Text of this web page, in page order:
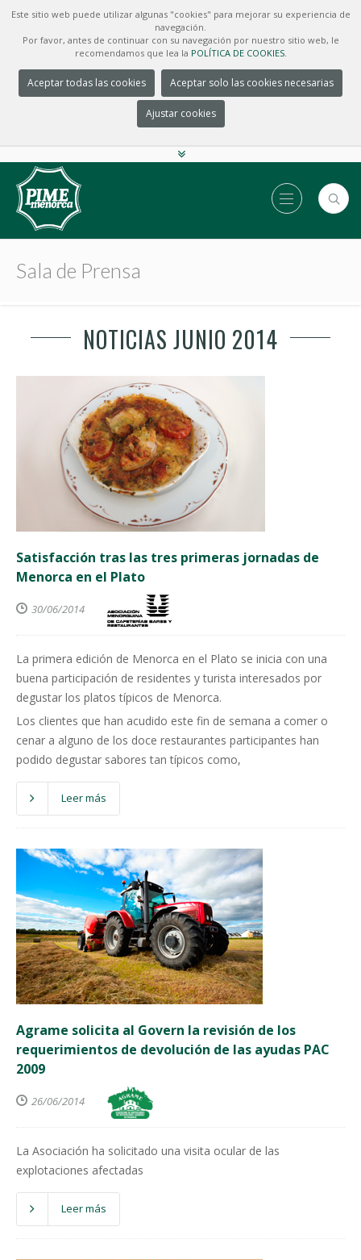
Este sitio web puede utilizar algunas "cookies" para mejorar su experiencia de
navegación.
Por favor, antes de continuar con su navegación por nuestro sitio web, le
recomendamos que lea la POLÍTICA DE COOKIES.
Aceptar todas las cookies Aceptar solo las cookies necesarias
Ajustar cookies
Sala de Prensa
NOTICIAS JUNIO 2014
Satisfacción tras las tres primeras jornadas de
Menorca en el Plato
30/06/2014
La primera edición de Menorca en el Plato se inicia con una
buena participación de residentes y turista interesados por
degustar los platos típicos de Menorca.
Los clientes que han acudido este fin de semana a comer o
cenar a alguno de los doce restaurantes participantes han
podido degustar sabores tan típicos como,
Leer más
Agrame solicita al Govern la revisión de los
requerimientos de devolución de las ayudas PAC
2009
26/06/2014
La Asociación ha solicitado una visita ocular de las
explotaciones afectadas
Leer más